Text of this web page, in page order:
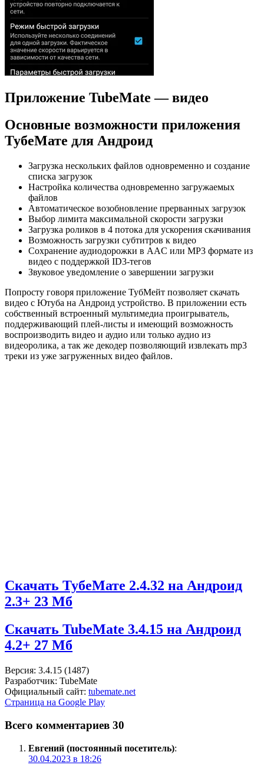
Приложение TubeMate — видео
Основные возможности приложения
ТубеМате для Андроид
Загрузка нескольких файлов одновременно и создание
списка загрузок
Настройка количества одновременно загружаемых
файлов
Автоматическое возобновление прерванных загрузок
Выбор лимита максимальной скорости загрузки
Загрузка роликов в 4 потока для ускорения скачивания
Возможность загрузки субтитров к видео
Сохранение аудиодорожки в AAC или MP3 формате из
видео с поддержкой ID3-тегов
Звуковое уведомление о завершении загрузки
Попросту говоря приложение ТубМейт позволяет скачать
видео с Ютуба на Андроид устройство. В приложении есть
собственный встроенный мультимедиа проигрыватель,
поддерживающий плей-листы и имеющий возможность
воспроизводить видео и аудио или только аудио из
видеоролика, а так же декодер позволяющий извлекать mp3
треки из уже загруженных видео файлов.
Скачать ТубеМате 2.4.32 на Андроид
2.3+ 23 Мб
Скачать TubeMate 3.4.15 на Андроид
4.2+ 27 Мб
Версия: 3.4.15 (1487)
Разработчик: TubeMate
Официальный сайт: tubemate.net
Страница на Google Play
Всего комментариев 30
Евгений (постоянный посетитель):
30.04.2023 в 18:26